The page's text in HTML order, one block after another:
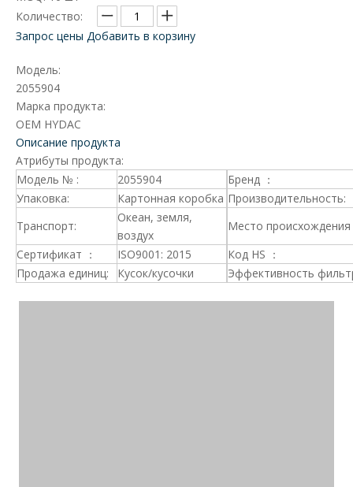
Количество:
Запрос цены Добавить в корзину
Модель:
2055904
Марка продукта:
OEM HYDAC
Описание продукта
Атрибуты продукта:
Модель № :
2055904
Бренд ：
Упаковка:
Картонная коробка Производительность:
Транспорт:
Океан, земля,
воздух
Место происхождения
Сертификат ：
ISO9001: 2015
Код HS ：
Продажа единиц:
Кусок/кусочки Эффективность